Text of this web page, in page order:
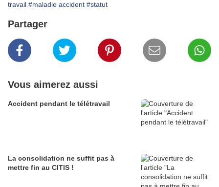
travail #maladie accident #statut
Partager
Vous aimerez aussi
Accident pendant le télétravail
La consolidation ne suffit pas à
mettre fin au CITIS !